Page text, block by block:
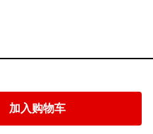
加入购物车